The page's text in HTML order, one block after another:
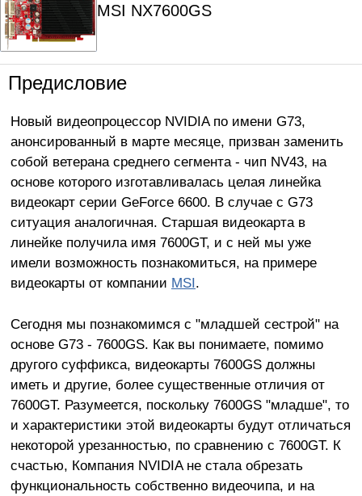
MSI NX7600GS
Предисловие
Новый видеопроцессор NVIDIA по имени G73,
анонсированный в марте месяце, призван заменить
собой ветерана среднего сегмента - чип NV43, на
основе которого изготавливалась целая линейка
видеокарт серии GeForce 6600. В случае с G73
ситуация аналогичная. Старшая видеокарта в
линейке получила имя 7600GT, и с ней мы уже
имели возможность познакомиться, на примере
видеокарты от компании MSI.
Сегодня мы познакомимся с "младшей сестрой" на
основе G73 - 7600GS. Как вы понимаете, помимо
другого суффикса, видеокарты 7600GS должны
иметь и другие, более существенные отличия от
7600GT. Разумеется, поскольку 7600GS "младше", то
и характеристики этой видеокарты будут отличаться
некоторой урезанностью, по сравнению с 7600GT. К
счастью, Компания NVIDIA не стала обрезать
функциональность собственно видеочипа, и на